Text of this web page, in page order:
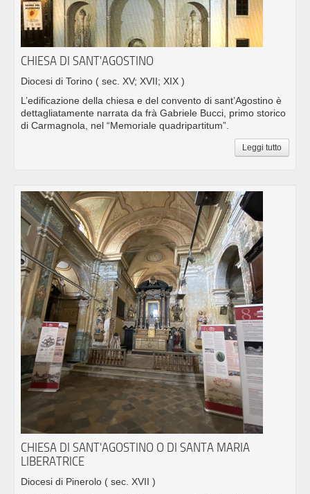
CHIESA DI SANT'AGOSTINO
Diocesi di Torino ( sec. XV; XVII; XIX )
L’edificazione della chiesa e del convento di sant’Agostino è
dettagliatamente narrata da frà Gabriele Bucci, primo storico
di Carmagnola, nel “Memoriale quadripartitum”.
Leggi tutto
CHIESA DI SANT'AGOSTINO O DI SANTA MARIA
LIBERATRICE
Diocesi di Pinerolo ( sec. XVII )